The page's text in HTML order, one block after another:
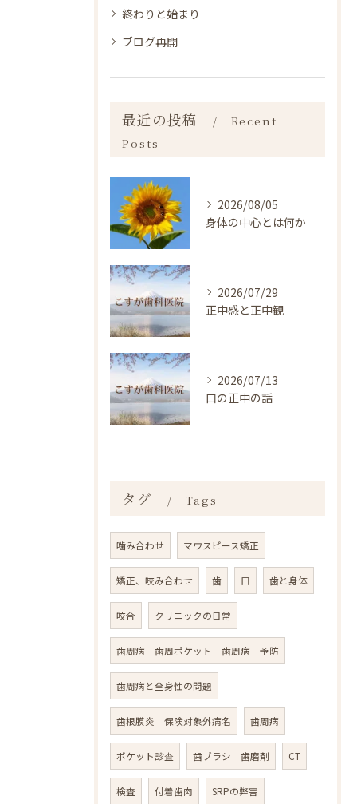
終わりと始まり
ブログ再開
最近の投稿
Recent
Posts
2026/08/05
身体の中心とは何か
2026/07/29
正中感と正中観
2026/07/13
口の正中の話
タグ Tags
噛み合わせ マウスピース矯正
矯正、咬み合わせ 歯 口 歯と身体
咬合 クリニックの日常
歯周病 歯周ポケット 歯周病 予防
歯周病と全身性の問題
歯根膜炎 保険対象外病名 歯周病
ポケット診査 歯ブラシ 歯磨剤 CT
検査 付着歯肉 SRPの弊害